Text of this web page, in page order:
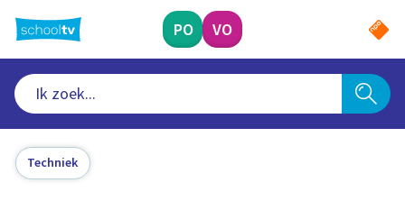
naar
hoofdinhoud
PO VO
Techniek